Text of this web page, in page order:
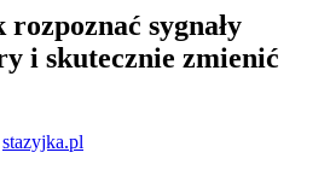
sygnały
i skutecznie zmienić
stazyjka.pl